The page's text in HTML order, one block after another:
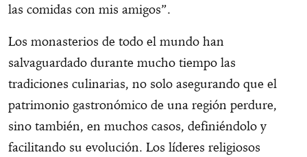
las comidas con mis amigos”.
Los monasterios de todo el mundo han
salvaguardado durante mucho tiempo las
tradiciones culinarias, no solo asegurando que el
patrimonio gastronómico de una región perdure,
sino también, en muchos casos, definiéndolo y
facilitando su evolución. Los líderes religiosos